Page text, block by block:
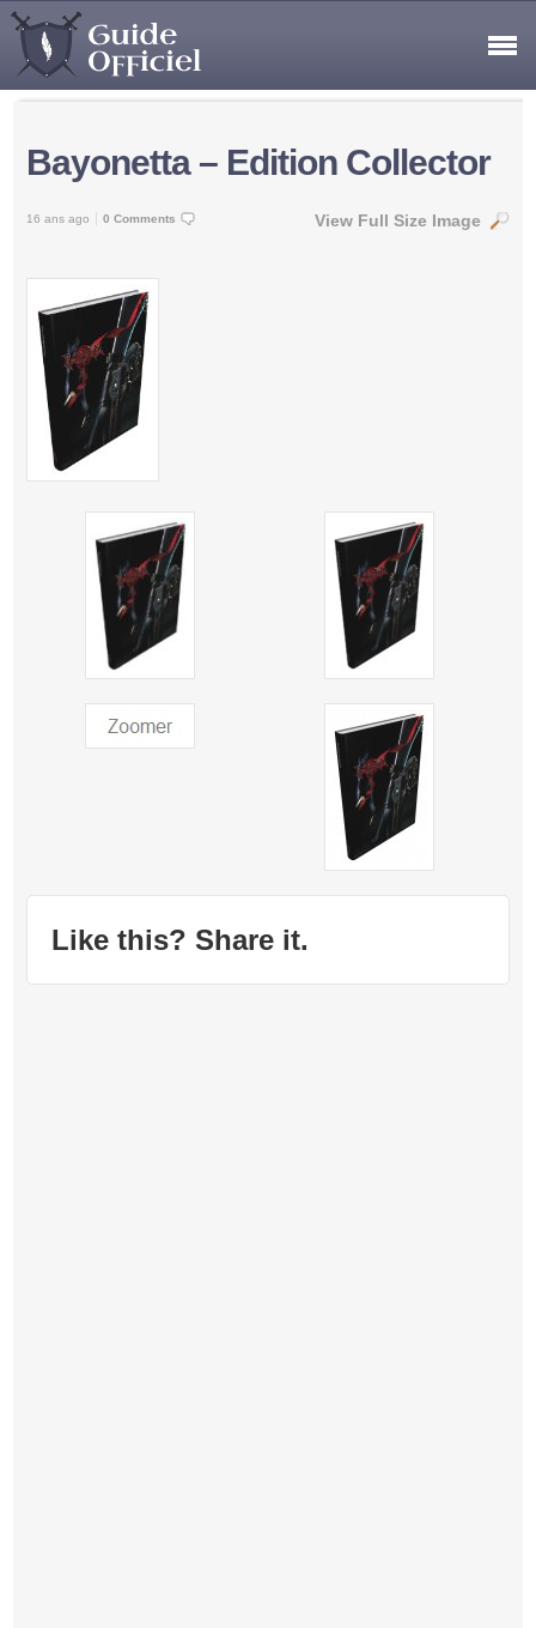
Bayonetta – Edition Collector
16 ans ago 0 Comments View Full Size Image
Like this? Share it.